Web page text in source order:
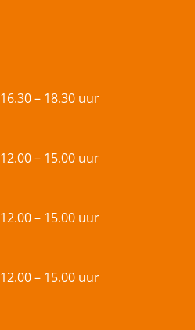
16.30 – 18.30 uur
12.00 – 15.00 uur
12.00 – 15.00 uur
12.00 – 15.00 uur